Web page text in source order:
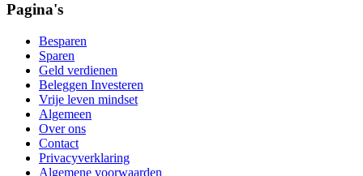
Pagina's
Besparen
Sparen
Geld verdienen
Beleggen Investeren
Vrije leven mindset
Algemeen
Over ons
Contact
Privacyverklaring
Algemene voorwaarden